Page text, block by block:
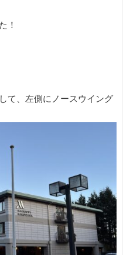
！
て、左側にノースウイング